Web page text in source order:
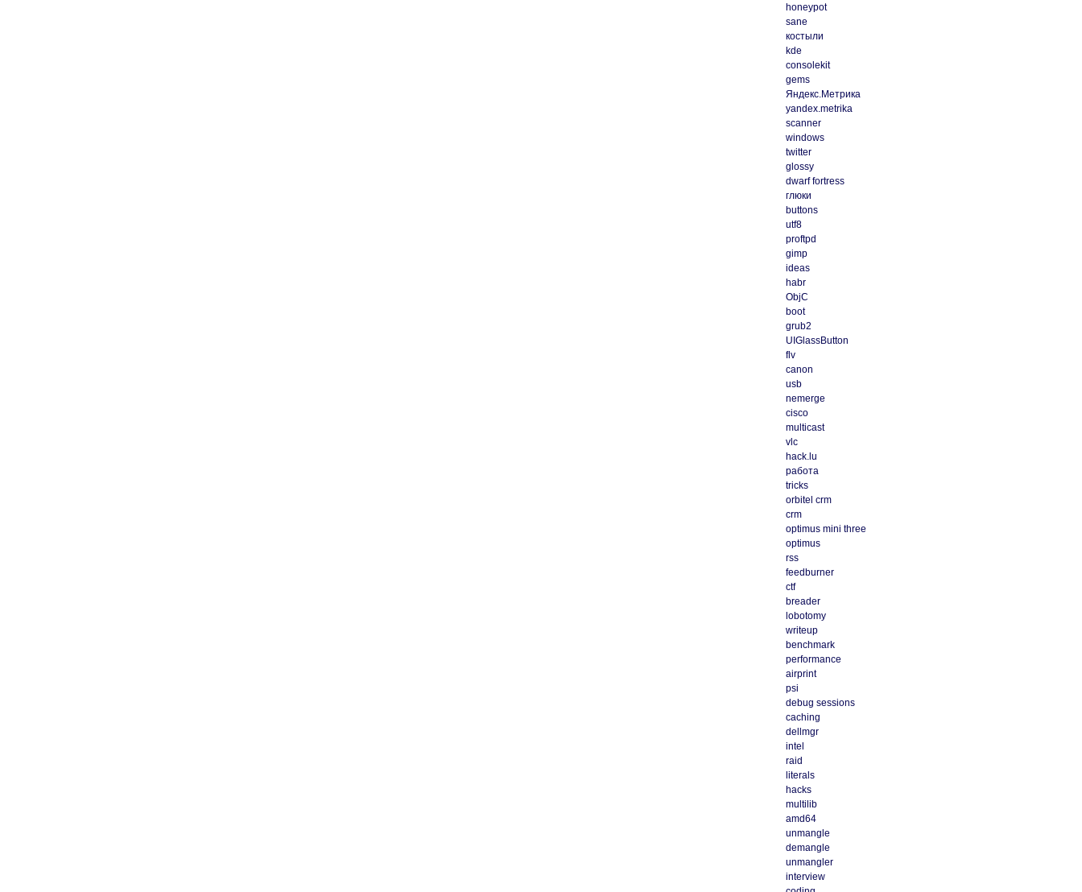
honeypot
sane
костыли
kde
consolekit
gems
Яндекс.Метрика
yandex.metrika
scanner
windows
twitter
glossy
dwarf fortress
глюки
buttons
utf8
proftpd
gimp
ideas
habr
ObjC
boot
grub2
UIGlassButton
flv
canon
usb
nemerge
cisco
multicast
vlc
hack.lu
работа
tricks
orbitel crm
crm
optimus mini three
optimus
rss
feedburner
ctf
breader
lobotomy
writeup
benchmark
performance
airprint
psi
debug sessions
caching
dellmgr
intel
raid
literals
hacks
multilib
amd64
unmangle
demangle
unmangler
interview